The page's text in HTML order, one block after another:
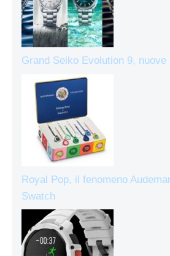
Grand Seiko Evolution 9, nuove
Royal Pop, il fenomeno
Swatch